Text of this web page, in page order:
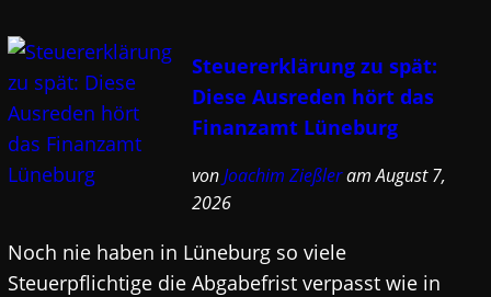
Steuererklärung zu spät:
Diese Ausreden hört das
Finanzamt Lüneburg
vonJoachim Zießleram August 7,
2026
Noch nie haben in Lüneburg so viele
Steuerpflichtige die Abgabefrist verpasst wie in